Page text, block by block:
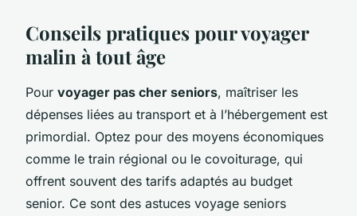
Conseils pratiques pour voyager
malin à tout âge
Pour voyager pas cher seniors, maîtriser les
dépenses liées au transport et à l’hébergement est
primordial. Optez pour des moyens économiques
comme le train régional ou le covoiturage, qui
offrent souvent des tarifs adaptés au budget
senior. Ce sont des astuces voyage seniors